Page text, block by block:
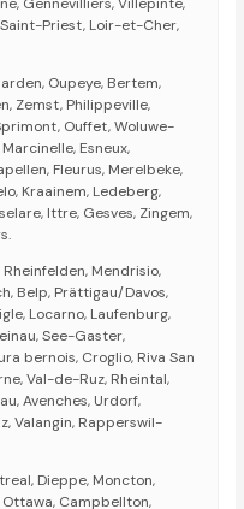
Priest, Loir-et-Cher,
Oupeye, Bertem,
Zemst, Philippeville,
Ouffet, Woluwe-
Esneux,
Fleurus, Merelbeke,
Kraainem, Ledeberg,
Ittre, Gesves, Zingem,
Rheinfelden, Mendrisio,
Belp, Prättigau/Davos,
Locarno, Laufenburg,
See-Gaster,
bernois, Croglio, Riva San
Val-de-Ruz, Rheintal,
Avenches, Urdorf,
Valangin, Rapperswil-
Dieppe, Moncton,
Campbellton,